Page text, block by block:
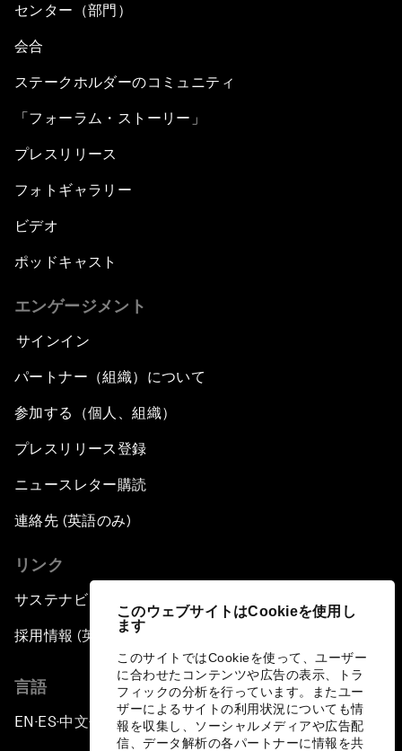
このウェブサイトはCookieを使用し
ます
このサイトではCookieを使って、ユーザー
に合わせたコンテンツや広告の表示、トラ
フィックの分析を行っています。またユー
ザーによるサイトの利用状況についても情
報を収集し、ソーシャルメディアや広告配
信、データ解析の各パートナーに情報を共
センター（部門）
会合
ステークホルダーのコミュニティ
「フォーラム・ストーリー」
プレスリリース
フォトギャラリー
ビデオ
ポッドキャスト
エンゲージメント
サインイン
パートナー（組織）について
参加する（個人、組織）
プレスリリース登録
ニュースレター購読
連絡先 (英語のみ)
リンク
サステナビリティへの取り組み
採用情報 (英語のみ)
言語
EN ▪ES▪中文▪ 日本語